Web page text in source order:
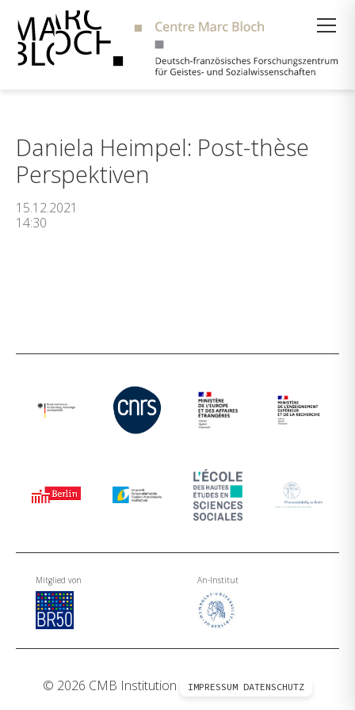
Daniela Heimpel: Post-thèse
Perspektiven
15.12.2021
14:30
Mitglied von An-Institut
© 2026 CMB Institution IMPRESSUM DATENSCHUTZ